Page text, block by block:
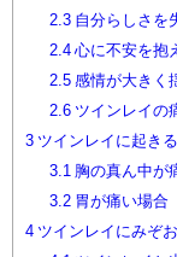
2.3自分らしさを
2.4心に不安を抱
2.5感情が大きく
2.6ツインレイの
3 ツインレイに起き
3.1
胸の真ん中が
3.2胃が痛い場合
4 ツインレイにみぞ